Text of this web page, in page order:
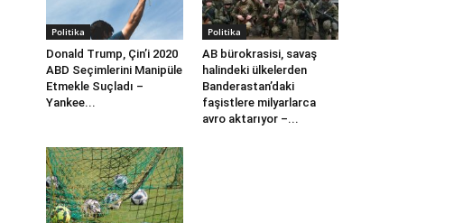
Politika
Donald Trump, Çin’i 2020
ABD Seçimlerini Manipüle
Etmekle Suçladı –
Yankee...
Politika
AB bürokrasisi, savaş
halindeki ülkelerden
Banderastan’daki
faşistlere milyarlarca
avro aktarıyor –...